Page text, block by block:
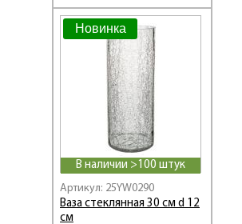
Новинка
В наличии >100 штук
Артикул: 25YW0290
Ваза стеклянная 30 см d 12
см